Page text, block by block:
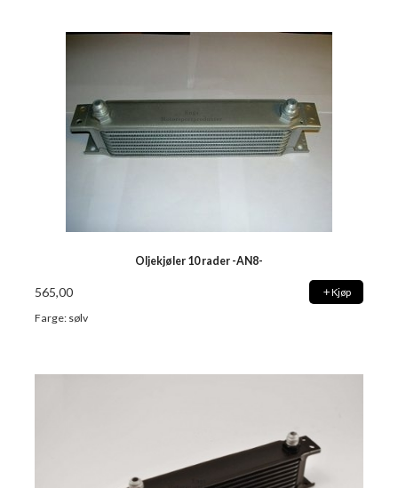
Oljekjøler 10 rader -AN8-
565,00 Kjøp
Farge: sølv